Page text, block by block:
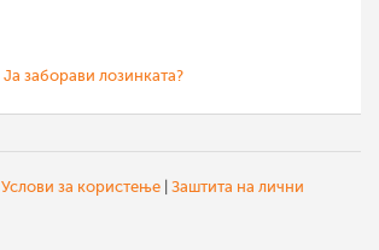
Ја заборави лозинката?
Услови за користење Заштита на лични